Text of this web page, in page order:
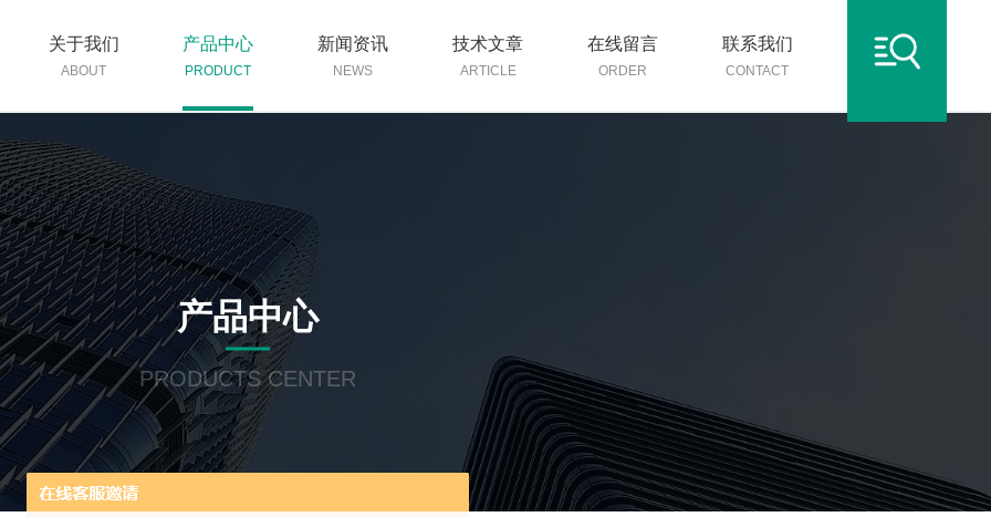
关于我们
ABOUT
产品中心
PRODUCT
新闻资讯
NEWS
技术文章
ARTICLE
在线留言
ORDER
联系我们
CONTACT
产品中心
PRODUCTS CENTER